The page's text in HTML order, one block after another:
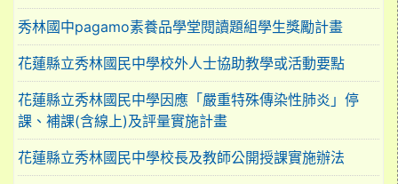
秀林國中pagamo素養品學堂閱讀題組學生獎勵計畫
花蓮縣立秀林國民中學校外人士協助教學或活動要點
花蓮縣立秀林國民中學因應「嚴重特殊傳染性肺炎」停
課、補課(含線上)及評量實施計畫
花蓮縣立秀林國民中學校長及教師公開授課實施辦法